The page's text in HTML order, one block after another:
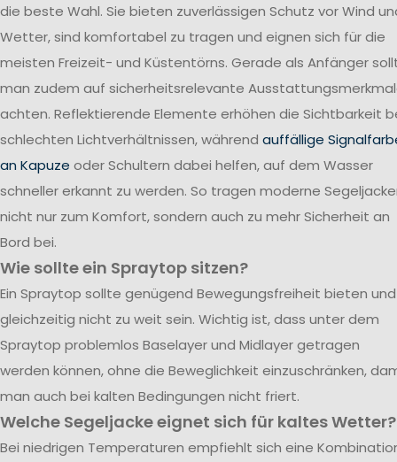
die beste Wahl. Sie bieten zuverlässigen Schutz vor Wind
Wetter, sind komfortabel zu tragen und eignen sich für die
meisten Freizeit- und Küstentörns. Gerade als Anfänger
man zudem auf sicherheitsrelevante
achten. Reflektierende Elemente erhöhen die Sichtbarkeit
schlechten Lichtverhältnissen, während auffällige
an Kapuze oder Schultern dabei helfen, auf dem Wasser
schneller erkannt zu werden. So tragen moderne
nicht nur zum Komfort, sondern auch zu mehr Sicherheit an
Bord bei.
Wie sollte ein Spraytop sitzen?
Ein Spraytop sollte genügend Bewegungsfreiheit bieten und
gleichzeitig nicht zu weit sein. Wichtig ist, dass unter dem
Spraytop problemlos Baselayer und Midlayer getragen
werden können, ohne die Beweglichkeit einzuschränken,
man auch bei kalten Bedingungen nicht friert.
Welche Segeljacke eignet sich für kaltes Wetter?
Bei niedrigen Temperaturen empfiehlt sich eine